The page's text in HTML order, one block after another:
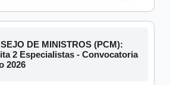
DE MINISTROS (PCM):
2 Especialistas - Convocatoria
2026